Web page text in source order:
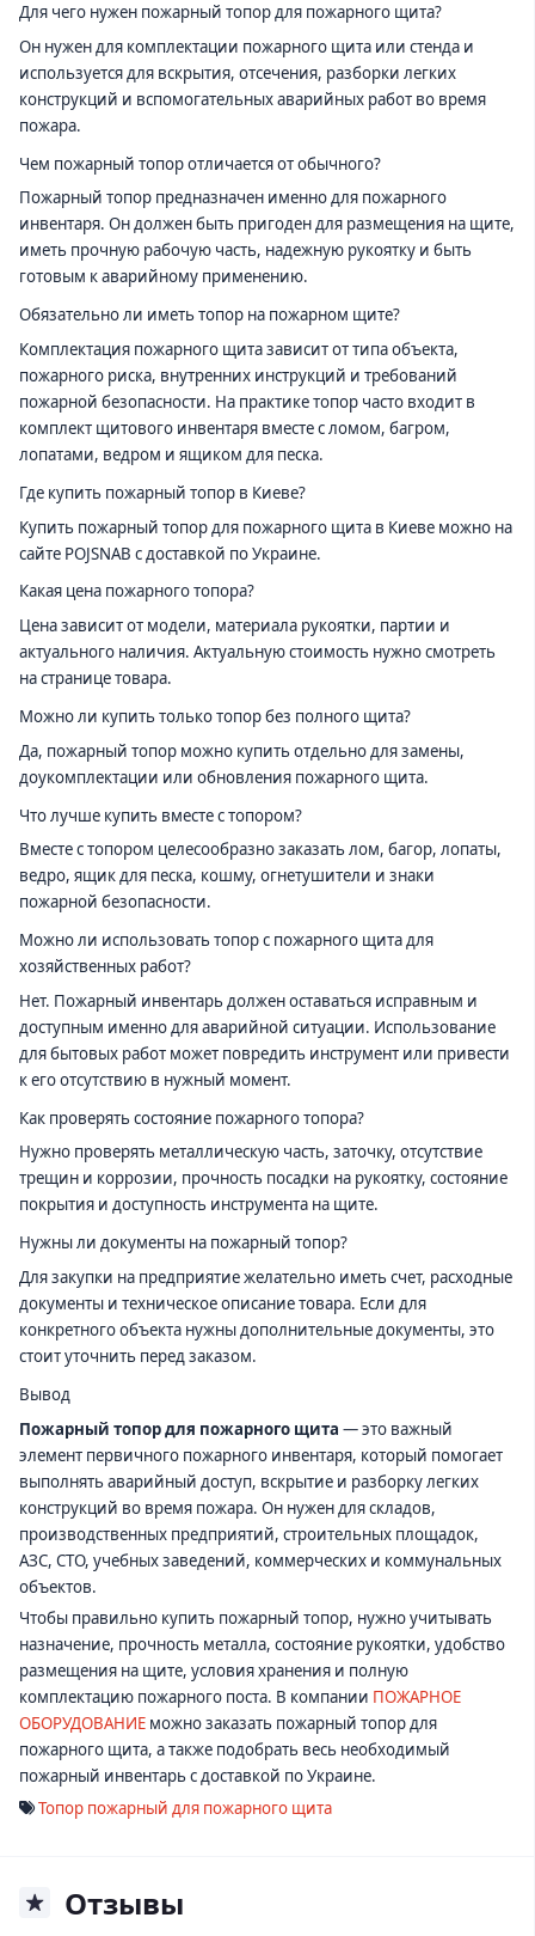
Для чего нужен пожарный топор для пожарного щита?
Он нужен для комплектации пожарного щита или стенда и
используется для вскрытия, отсечения, разборки легких
конструкций и вспомогательных аварийных работ во время
пожара.
Чем пожарный топор отличается от обычного?
Пожарный топор предназначен именно для пожарного
инвентаря. Он должен быть пригоден для размещения на щите,
иметь прочную рабочую часть, надежную рукоятку и быть
готовым к аварийному применению.
Обязательно ли иметь топор на пожарном щите?
Комплектация пожарного щита зависит от типа объекта,
пожарного риска, внутренних инструкций и требований
пожарной безопасности. На практике топор часто входит в
комплект щитового инвентаря вместе с ломом, багром,
лопатами, ведром и ящиком для песка.
Где купить пожарный топор в Киеве?
Купить пожарный топор для пожарного щита в Киеве можно на
сайте POJSNAB с доставкой по Украине.
Какая цена пожарного топора?
Цена зависит от модели, материала рукоятки, партии и
актуального наличия. Актуальную стоимость нужно смотреть
на странице товара.
Можно ли купить только топор без полного щита?
Да, пожарный топор можно купить отдельно для замены,
доукомплектации или обновления пожарного щита.
Что лучше купить вместе с топором?
Вместе с топором целесообразно заказать лом, багор, лопаты,
ведро, ящик для песка, кошму, огнетушители и знаки
пожарной безопасности.
Можно ли использовать топор с пожарного щита для
хозяйственных работ?
Нет. Пожарный инвентарь должен оставаться исправным и
доступным именно для аварийной ситуации. Использование
для бытовых работ может повредить инструмент или привести
к его отсутствию в нужный момент.
Как проверять состояние пожарного топора?
Нужно проверять металлическую часть, заточку, отсутствие
трещин и коррозии, прочность посадки на рукоятку, состояние
покрытия и доступность инструмента на щите.
Нужны ли документы на пожарный топор?
Для закупки на предприятие желательно иметь счет, расходные
документы и техническое описание товара. Если для
конкретного объекта нужны дополнительные документы, это
стоит уточнить перед заказом.
Вывод
Пожарный топор для пожарного щита — это важный
элемент первичного пожарного инвентаря, который помогает
выполнять аварийный доступ, вскрытие и разборку легких
конструкций во время пожара. Он нужен для складов,
производственных предприятий, строительных площадок,
АЗС, СТО, учебных заведений, коммерческих и коммунальных
объектов.
Чтобы правильно купить пожарный топор, нужно учитывать
назначение, прочность металла, состояние рукоятки, удобство
размещения на щите, условия хранения и полную
комплектацию пожарного поста. В компании ПОЖАРНОЕ
ОБОРУДОВАНИЕ можно заказать пожарный топор для
пожарного щита, а также подобрать весь необходимый
пожарный инвентарь с доставкой по Украине.
Топор пожарный для пожарного щита
Отзывы